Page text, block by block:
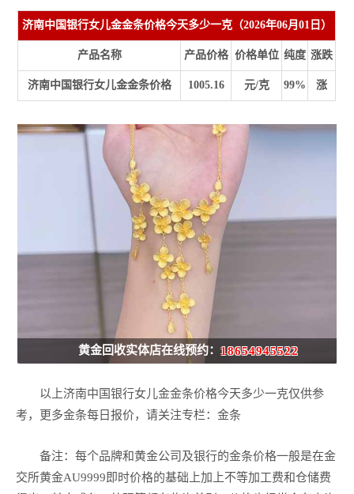
济南中国银行女儿金金条价格今天多少一克（2026年06月01日）
产品名称 产品价格 价格单位 纯度 涨跌
济南中国银行女儿金金条价格 1005.16 元/克 99% 涨
黄金回收实体店在线预约：18654945522
以上济南中国银行女儿金金条价格今天多少一克仅供参
考，更多金条每日报价，请关注专栏：金条
备注：每个品牌和黄金公司及银行的金条价格一般是在金
交所黄金AU9999即时价格的基础上加上不等加工费和仓储费